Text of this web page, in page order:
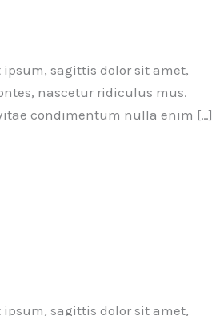
sagittis dolor sit amet,
nascetur ridiculus mus.
condimentum nulla enim […]
sagittis dolor sit amet,